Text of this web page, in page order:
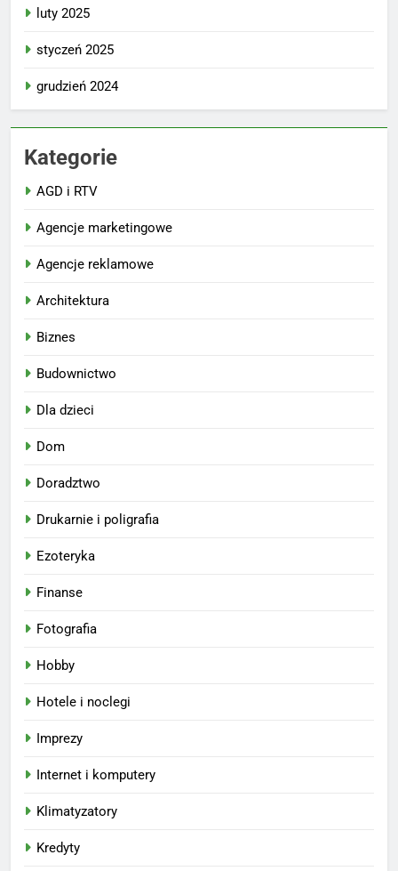
luty 2025
styczeń 2025
grudzień 2024
Kategorie
AGD i RTV
Agencje marketingowe
Agencje reklamowe
Architektura
Biznes
Budownictwo
Dla dzieci
Dom
Doradztwo
Drukarnie i poligrafia
Ezoteryka
Finanse
Fotografia
Hobby
Hotele i noclegi
Imprezy
Internet i komputery
Klimatyzatory
Kredyty